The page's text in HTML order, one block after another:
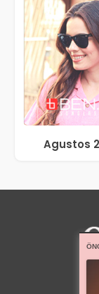
Agustos